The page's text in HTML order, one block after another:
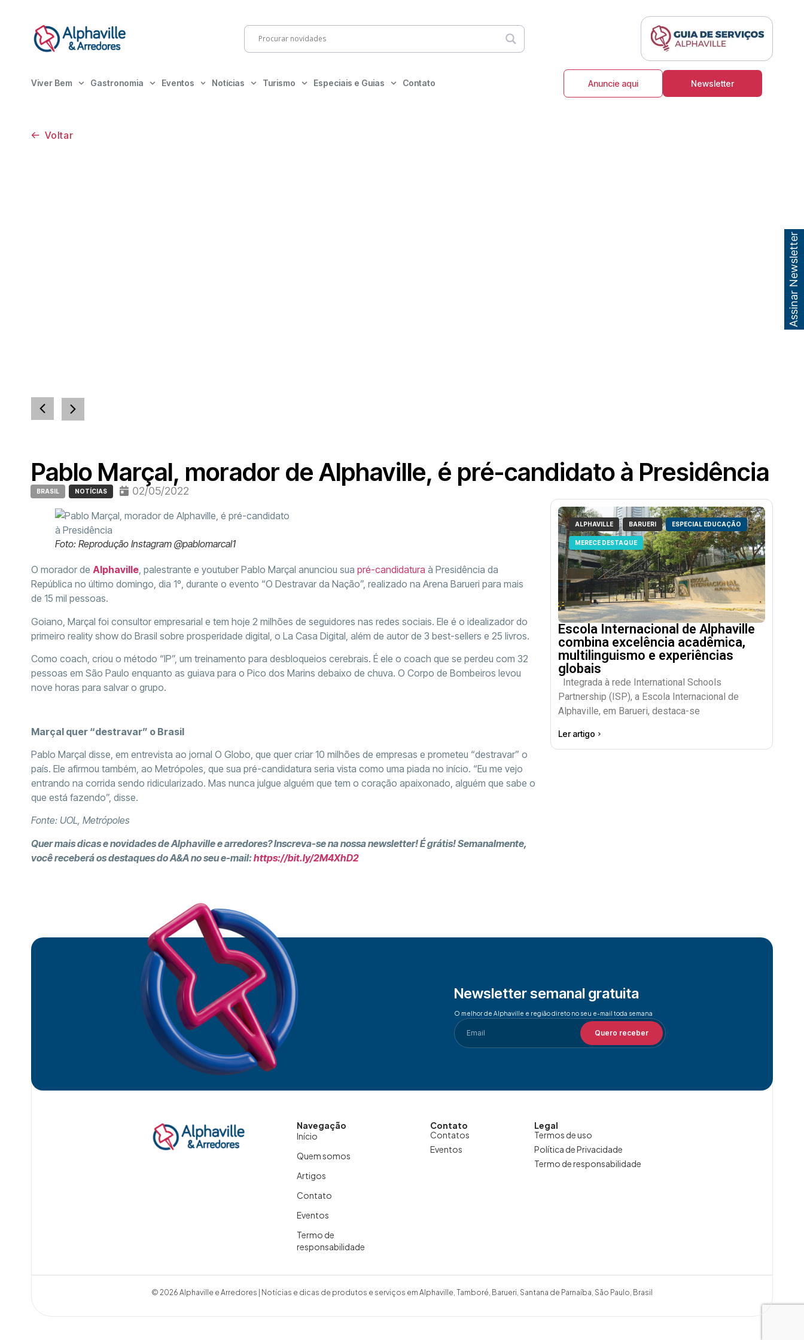
Viver Bem Gastronomia Eventos Notícias Turismo Especiais e Guias Contato Anuncie aqui Newsletter
Voltar
Pablo Marçal, morador de Alphaville, é pré-candidato à Presidência
BRASIL NOTÍCIAS 02/05/2022
Foto: Reprodução Instagram @pablomarcal1
O morador de Alphaville, palestrante e youtuber Pablo Marçal anunciou sua pré-candidatura à Presidência da
República no último domingo, dia 1º, durante o evento “O Destravar da Nação”, realizado na Arena Barueri para mais
de 15 mil pessoas.
Goiano, Marçal foi consultor empresarial e tem hoje 2 milhões de seguidores nas redes sociais. Ele é o idealizador do
primeiro reality show do Brasil sobre prosperidade digital, o La Casa Digital, além de autor de 3 best-sellers e 25 livros.
Como coach, criou o método “IP”, um treinamento para desbloqueios cerebrais. É ele o coach que se perdeu com 32
pessoas em São Paulo enquanto as guiava para o Pico dos Marins debaixo de chuva. O Corpo de Bombeiros levou
nove horas para salvar o grupo.
Marçal quer “destravar” o Brasil
Pablo Marçal disse, em entrevista ao jornal O Globo, que quer criar 10 milhões de empresas e prometeu “destravar” o
país. Ele afirmou também, ao Metrópoles, que sua pré-candidatura seria vista como uma piada no início. “Eu me vejo
entrando na corrida sendo ridicularizado. Mas nunca julgue alguém que tem o coração apaixonado, alguém que sabe o
que está fazendo”, disse.
Fonte: UOL, Metrópoles
Quer mais dicas e novidades de Alphaville e arredores? Inscreva-se na nossa newsletter! É grátis! Semanalmente,
você receberá os destaques do A&A no seu e-mail:https://bit.ly/2M4XhD2
ALPHAVILLE BARUERI ESPECIAL EDUCAÇÃO
MERECE DESTAQUE
Escola Internacional de Alphaville
combina excelência acadêmica,
multilinguismo e experiências
globais
Integrada à rede International Schools
Partnership (ISP), a Escola Internacional de
Alphaville, em Barueri, destaca-se
Ler artigo
Newsletter semanal gratuita
O melhor de Alphaville e região direto no seu e-mail toda semana
Quero receber
Navegação
Início
Quem somos
Artigos
Contato
Eventos
Termo de
responsabilidade
Contato
Contatos
Eventos
Legal
Termos de uso
Política de Privacidade
Termo de responsabilidade
© 2026 Alphaville e Arredores | Notícias e dicas de produtos e serviços em Alphaville, Tamboré, Barueri, Santana de Parnaíba, São Paulo, Brasil
Assinar Newsletter